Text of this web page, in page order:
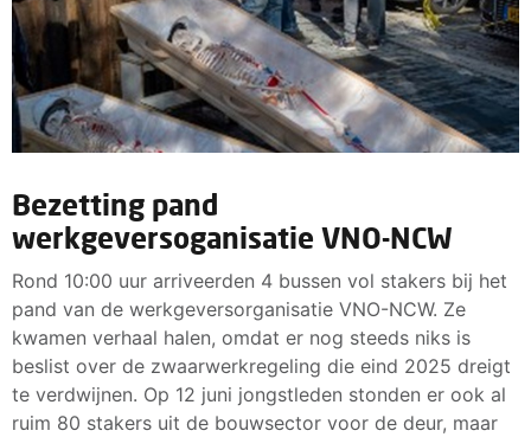
Bezetting pand
werkgeversoganisatie VNO-NCW
Rond 10:00 uur arriveerden 4 bussen vol stakers bij het
pand van de werkgeversorganisatie VNO-NCW. Ze
kwamen verhaal halen, omdat er nog steeds niks is
beslist over de zwaarwerkregeling die eind 2025 dreigt
te verdwijnen. Op 12 juni jongstleden stonden er ook al
ruim 80 stakers uit de bouwsector voor de deur, maar